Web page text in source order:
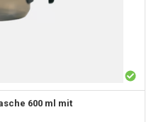
600 ml mit